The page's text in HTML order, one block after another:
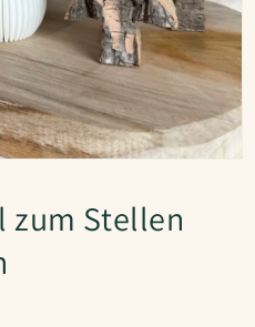
zum Stellen